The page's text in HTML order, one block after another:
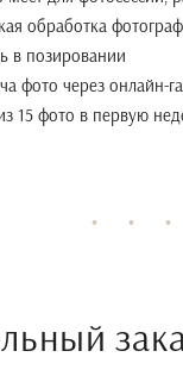
обработка
в позировании
фото через онлайн-
15 фото в первую